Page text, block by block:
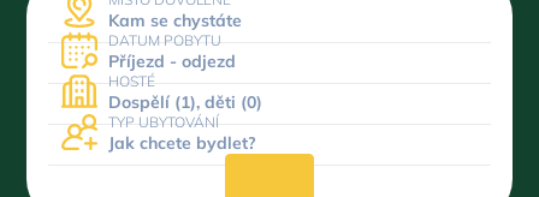
Kam se chystáte
DATUM POBYTU
Příjezd - odjezd
HOSTÉ
Dospělí (1), děti (0)
TYP UBYTOVÁNÍ
Jak chcete bydlet?